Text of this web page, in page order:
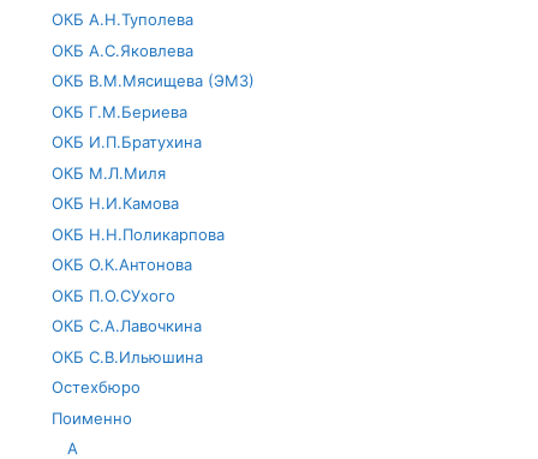
ОКБ А.Н.Туполева
ОКБ А.С.Яковлева
ОКБ В.М.Мясищева (ЭМЗ)
ОКБ Г.М.Бериева
ОКБ И.П.Братухина
ОКБ М.Л.Миля
ОКБ Н.И.Камова
ОКБ Н.Н.Поликарпова
ОКБ О.К.Антонова
ОКБ П.О.СУхого
ОКБ С.А.Лавочкина
ОКБ С.В.Ильюшина
Остехбюро
Поименно
А